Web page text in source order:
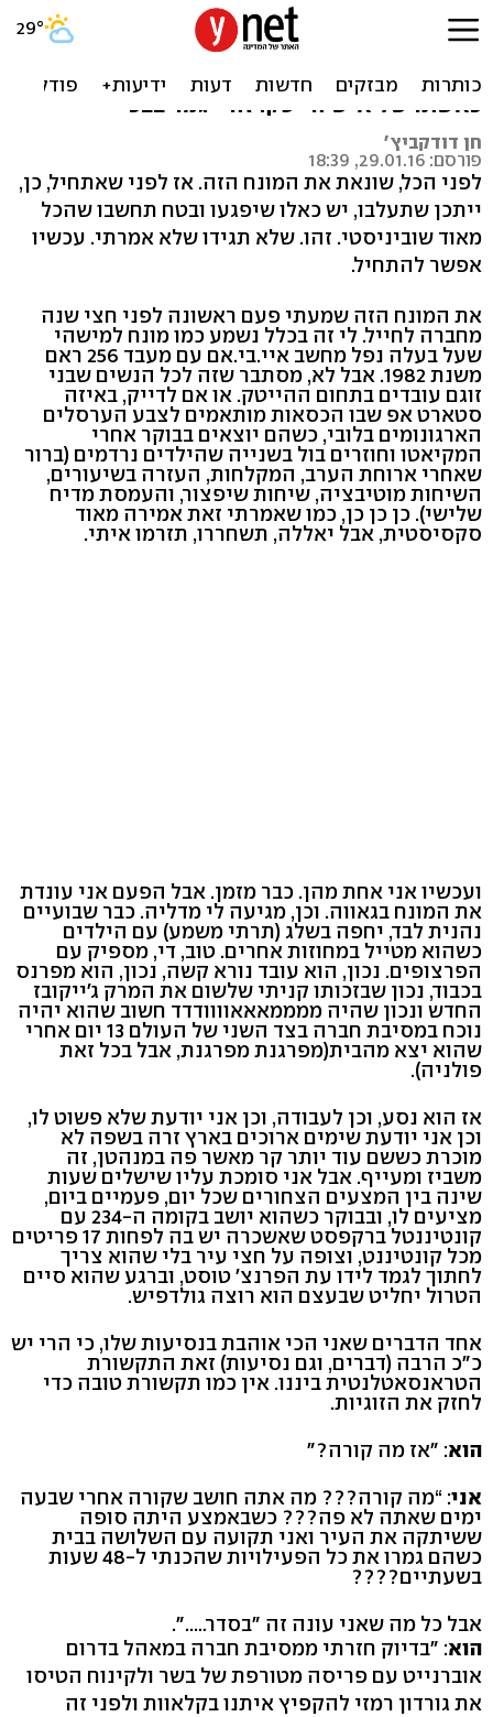
אלמנת ההיי טק
זהירות: לפניכם ערימת קיטורים על החיים
כאשתו של איש הייטק. זה ייגמר בבכי
חן דודקביץ'
פורסם: 29.01.16, 18:39
לפני הכל, שונאת את המונח הזה. אז לפני שאתחיל, כן,
ייתכן שתעלבו, יש כאלו שיפגעו ובטח תחשבו שהכל
מאוד שוביניסטי. זהו. שלא תגידו שלא אמרתי. עכשיו
אפשר להתחיל.
את המונח הזה שמעתי פעם ראשונה לפני חצי שנה
מחברה לחייל. לי זה בכלל נשמע כמו מונח למישהי
שעל בעלה נפל מחשב איי.בי.אם עם מעבד 256 ראם
משנת 1982. אבל לא, מסתבר שזה לכל הנשים שבני
זוגם עובדים בתחום ההייטק. או אם לדייק, באיזה
סטארט אפ שבו הכסאות מותאמים לצבע הערסלים
הארגונומים בלובי, כשהם יוצאים בבוקר אחרי
המקיאטו וחוזרים בול בשנייה שהילדים נרדמים (ברור
שאחרי ארוחת הערב, המקלחות, העזרה בשיעורים,
השיחות מוטיבציה, שיחות שיפצור, והעמסת מדיח
שלישי). כן כן כן, כמו שאמרתי זאת אמירה מאוד
סקסיסטית, אבל יאללה, תשחררו, תזרמו איתי.
ועכשיו אני אחת מהן. כבר מזמן. אבל הפעם אני עונדת
את המונח בגאווה. וכן, מגיעה לי מדליה. כבר שבועיים
נהנית לבד, יחפה בשלג (תרתי משמע) עם הילדים
כשהוא מטייל במחוזות אחרים. טוב, די, מספיק עם
הפרצופים. נכון, הוא עובד נורא קשה, נכון, הוא מפרנס
בכבוד, נכון שבזכותו קניתי שלשום את המרק ג׳ייקובז
החדש ונכון שהיה ממממאאאוווודדד חשוב שהוא יהיה
נוכח במסיבת חברה בצד השני של העולם 13 יום אחרי
שהוא יצא מהבית(מפרגנת מפרגנת, אבל בכל זאת
פולניה).
אז הוא נסע, וכן לעבודה, וכן אני יודעת שלא פשוט לו,
וכן אני יודעת שימים ארוכים בארץ זרה בשפה לא
מוכרת כששם עוד יותר קר מאשר פה במנהטן, זה
משביז ומעייף. אבל אני סומכת עליו שישלים שעות
שינה בין המצעים הצחורים שכל יום, פעמיים ביום,
מציעים לו, ובבוקר כשהוא יושב בקומה ה-234 עם
קונטיננטל ברקפסט שאשכרה יש בה לפחות 17 פריטים
מכל קונטיננט, וצופה על חצי עיר בלי שהוא צריך
לחתוך לגמד לידו עת הפרנצ׳ טוסט, וברגע שהוא סיים
הטרול יחליט שבעצם הוא רוצה גולדפיש.
אחד הדברים שאני הכי אוהבת בנסיעות שלו, כי הרי יש
כ״כ הרבה (דברים, וגם נסיעות) זאת התקשורת
הטראנסאטלנטית ביננו. אין כמו תקשורת טובה כדי
לחזק את הזוגיות.
הוא: ״אז מה קורה?״
אני: “מה קורה??? מה אתה חושב שקורה אחרי שבעה
ימים שאתה לא פה??? כשבאמצע היתה סופה
ששיתקה את העיר ואני תקועה עם השלושה בבית
כשהם גמרו את כל הפעילויות שהכנתי ל-48 שעות
בשעתיים????
אבל כל מה שאני עונה זה ״בסדר…..״.
הוא: ״בדיוק חזרתי ממסיבת חברה במאהל בדרום
אוברנייט עם פריסה מטורפת של בשר ולקינוח הטיסו
את גורדון רמזי להקפיץ איתנו בקלאוות ולפני זה